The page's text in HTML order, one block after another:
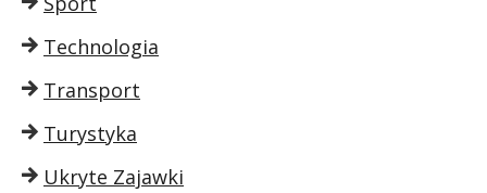
Technologia
Transport
Turystyka
Ukryte Zajawki